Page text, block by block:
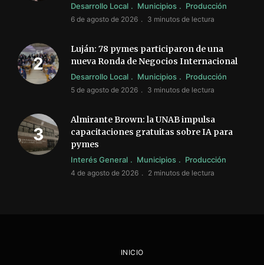
Desarrollo Local Municipios Producción
6 de agosto de 2026 3 minutos de lectura
Luján: 78 pymes participaron de una
nueva Ronda de Negocios Internacional
Desarrollo Local Municipios Producción
5 de agosto de 2026 3 minutos de lectura
Almirante Brown: la UNAB impulsa
capacitaciones gratuitas sobre IA para
pymes
Interés General Municipios Producción
4 de agosto de 2026 2 minutos de lectura
INICIO